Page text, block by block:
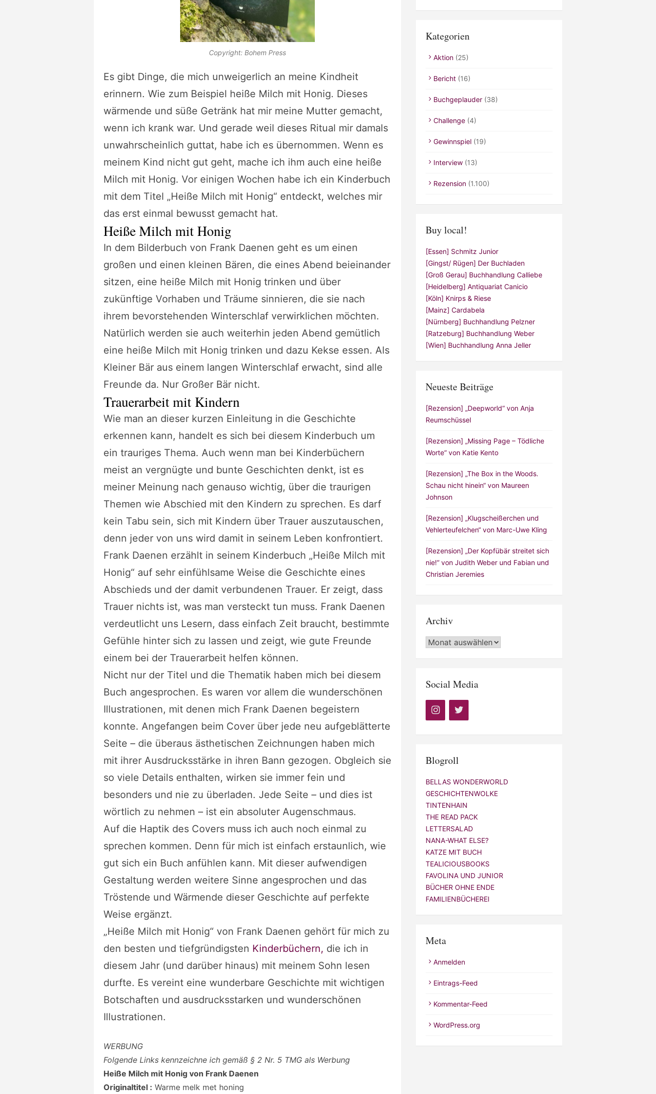
Copyright: Bohem Press
Es gibt Dinge, die mich unweigerlich an meine Kindheit
erinnern. Wie zum Beispiel heiße Milch mit Honig. Dieses
wärmende und süße Getränk hat mir meine Mutter gemacht,
wenn ich krank war. Und gerade weil dieses Ritual mir damals
unwahrscheinlich guttat, habe ich es übernommen. Wenn es
meinem Kind nicht gut geht, mache ich ihm auch eine heiße
Milch mit Honig. Vor einigen Wochen habe ich ein Kinderbuch
mit dem Titel „Heiße Milch mit Honig“ entdeckt, welches mir
das erst einmal bewusst gemacht hat.
Heiße Milch mit Honig
In dem Bilderbuch von Frank Daenen geht es um einen
großen und einen kleinen Bären, die eines Abend beieinander
sitzen, eine heiße Milch mit Honig trinken und über
zukünftige Vorhaben und Träume sinnieren, die sie nach
ihrem bevorstehenden Winterschlaf verwirklichen möchten.
Natürlich werden sie auch weiterhin jeden Abend gemütlich
eine heiße Milch mit Honig trinken und dazu Kekse essen. Als
Kleiner Bär aus einem langen Winterschlaf erwacht, sind alle
Freunde da. Nur Großer Bär nicht.
Trauerarbeit mit Kindern
Wie man an dieser kurzen Einleitung in die Geschichte
erkennen kann, handelt es sich bei diesem Kinderbuch um
ein trauriges Thema. Auch wenn man bei Kinderbüchern
meist an vergnügte und bunte Geschichten denkt, ist es
meiner Meinung nach genauso wichtig, über die traurigen
Themen wie Abschied mit den Kindern zu sprechen. Es darf
kein Tabu sein, sich mit Kindern über Trauer auszutauschen,
denn jeder von uns wird damit in seinem Leben konfrontiert.
Frank Daenen erzählt in seinem Kinderbuch „Heiße Milch mit
Honig“ auf sehr einfühlsame Weise die Geschichte eines
Abschieds und der damit verbundenen Trauer. Er zeigt, dass
Trauer nichts ist, was man versteckt tun muss. Frank Daenen
verdeutlicht uns Lesern, dass einfach Zeit braucht, bestimmte
Gefühle hinter sich zu lassen und zeigt, wie gute Freunde
einem bei der Trauerarbeit helfen können.
Nicht nur der Titel und die Thematik haben mich bei diesem
Buch angesprochen. Es waren vor allem die wunderschönen
Illustrationen, mit denen mich Frank Daenen begeistern
konnte. Angefangen beim Cover über jede neu aufgeblätterte
Seite – die überaus ästhetischen Zeichnungen haben mich
mit ihrer Ausdrucksstärke in ihren Bann gezogen. Obgleich sie
so viele Details enthalten, wirken sie immer fein und
besonders und nie zu überladen. Jede Seite – und dies ist
wörtlich zu nehmen – ist ein absoluter Augenschmaus.
Auf die Haptik des Covers muss ich auch noch einmal zu
sprechen kommen. Denn für mich ist einfach erstaunlich, wie
gut sich ein Buch anfühlen kann. Mit dieser aufwendigen
Gestaltung werden weitere Sinne angesprochen und das
Tröstende und Wärmende dieser Geschichte auf perfekte
Weise ergänzt.
„Heiße Milch mit Honig“ von Frank Daenen gehört für mich zu
den besten und tiefgründigsten Kinderbüchern, die ich in
diesem Jahr (und darüber hinaus) mit meinem Sohn lesen
durfte. Es vereint eine wunderbare Geschichte mit wichtigen
Botschaften und ausdrucksstarken und wunderschönen
Illustrationen.
WERBUNG
Folgende Links kennzeichne ich gemäß § 2 Nr. 5 TMG als Werbung
Heiße Milch mit Honig von Frank Daenen
Originaltitel : Warme melk met honing
Kategorien
Aktion (25)
Bericht (16)
Buchgeplauder (38)
Challenge (4)
Gewinnspiel (19)
Interview (13)
Rezension (1.100)
Buy local!
[Essen] Schmitz Junior
[Gingst/ Rügen] Der Buchladen
[Groß Gerau] Buchhandlung Calliebe
[Heidelberg] Antiquariat Canicio
[Köln] Knirps & Riese
[Mainz] Cardabela
[Nürnberg] Buchhandlung Pelzner
[Ratzeburg] Buchhandlung Weber
[Wien] Buchhandlung Anna Jeller
Neueste Beiträge
[Rezension] „Deepworld“ von Anja
Reumschüssel
[Rezension] „Missing Page – Tödliche
Worte“ von Katie Kento
[Rezension] „The Box in the Woods.
Schau nicht hinein“ von Maureen
Johnson
[Rezension] „Klugscheißerchen und
Vehlerteufelchen“ von Marc-Uwe Kling
[Rezension] „Der Kopfübär streitet sich
nie!“ von Judith Weber und Fabian und
Christian Jeremies
Archiv
Archiv
Social Media
Blogroll
BELLAS WONDERWORLD
GESCHICHTENWOLKE
TINTENHAIN
THE READ PACK
LETTERSALAD
NANA-WHAT ELSE?
KATZE MIT BUCH
TEALICIOUSBOOKS
FAVOLINA UND JUNIOR
BÜCHER OHNE ENDE
FAMILIENBÜCHEREI
Meta
Anmelden
Eintrags-Feed
Kommentar-Feed
WordPress.org